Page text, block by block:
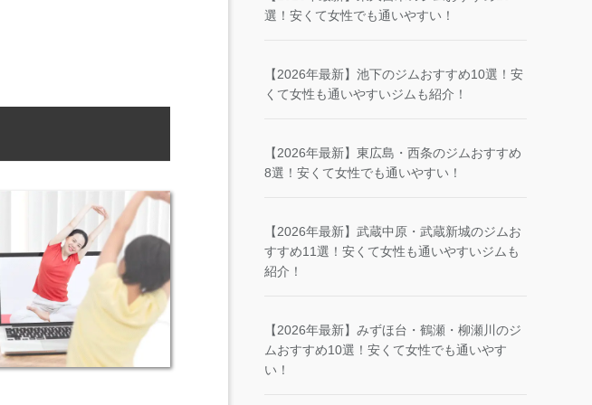
選！安くて女性でも通いやすい！
【2026年最新】池下のジムおすすめ10選！安
くて女性も通いやすいジムも紹介！
【2026年最新】東広島・西条のジムおすすめ
8選！安くて女性でも通いやすい！
【2026年最新】武蔵中原・武蔵新城のジムお
すすめ11選！安くて女性も通いやすいジムも
紹介！
【2026年最新】みずほ台・鶴瀬・柳瀬川のジ
ムおすすめ10選！安くて女性でも通いやす
い！